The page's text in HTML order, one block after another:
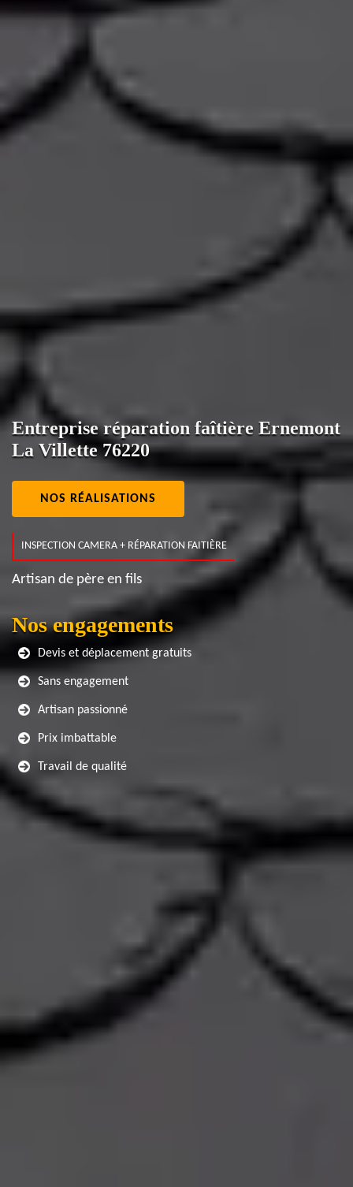
Entreprise réparation faîtière Ernemont
La Villette 76220
NOS RÉALISATIONS
INSPECTION CAMERA + RÉPARATION FAITIÈRE
Artisan de père en fils
Nos engagements
Devis et déplacement gratuits
Sans engagement
Artisan passionné
Prix imbattable
Travail de qualité